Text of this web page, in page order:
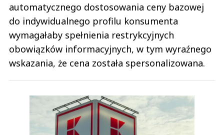
automatycznego dostosowania ceny bazowej
do indywidualnego profilu konsumenta
wymagałaby spełnienia restrykcyjnych
obowiązków informacyjnych, w tym wyraźnego
wskazania, że cena została spersonalizowana.